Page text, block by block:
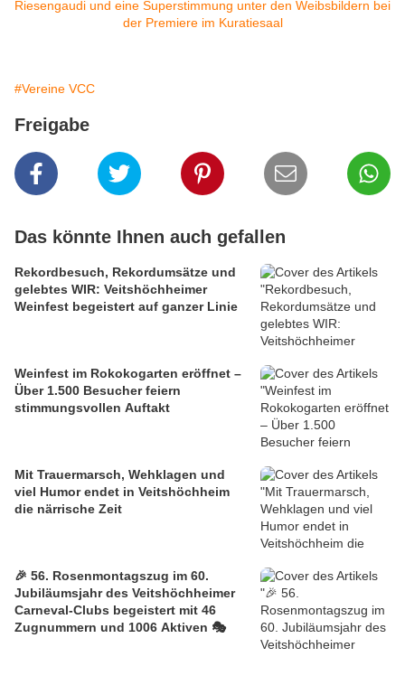
#Vereine VCC
Freigabe
Das könnte Ihnen auch gefallen
Rekordbesuch, Rekordumsätze und
gelebtes WIR: Veitshöchheimer
Weinfest begeistert auf ganzer Linie
Weinfest im Rokokogarten eröffnet –
Über 1.500 Besucher feiern
stimmungsvollen Auftakt
Mit Trauermarsch, Wehklagen und
viel Humor endet in Veitshöchheim
die närrische Zeit
🎉 56. Rosenmontagszug im 60.
Jubiläumsjahr des Veitshöchheimer
Carneval-Clubs begeistert mit 46
Zugnummern und 1006 Aktiven 🎭